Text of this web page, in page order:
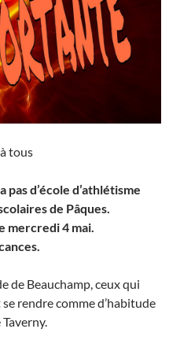
tous
pas d’école d’athlétisme
de Pâques.
mercredi 4 mai.
de Beauchamp, ceux qui
rendre comme d’habitude